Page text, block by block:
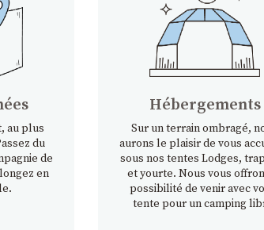
au plus
du
de
en
Hébergements
Sur un terrain ombragé,
aurons le plaisir de vous
sous nos tentes Lodges,
et yourte. Nous vous
possibilité de venir avec
tente pour un camping